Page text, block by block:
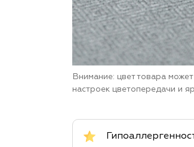
Внимание: цвет товара
настроек цветопередачи и